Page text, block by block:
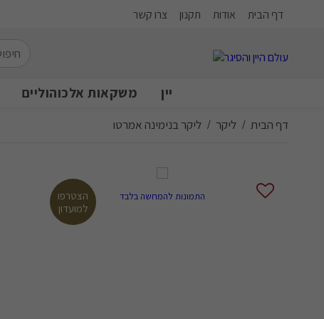
דף הבית אודות תקנון צרו קשר
יין משקאות אלכוהוליים
דף הבית / ליקר / ליקר בנימינה אמרטו
הצטרפו
למועדון
התמונות להמחשה בלבד